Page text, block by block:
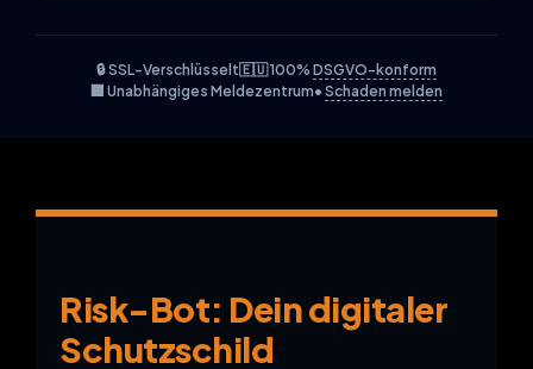
🔒 SSL-Verschlüsselt🇪🇺 100% DSGVO-konform
🏢 Unabhängiges Meldezentrum• Schaden melden
Risk-Bot: Dein digitaler
Schutzschild